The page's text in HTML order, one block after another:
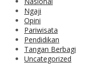
Ngaji
Opini
Pariwisata
Pendidikan
Tangan Berbagi
Uncategorized